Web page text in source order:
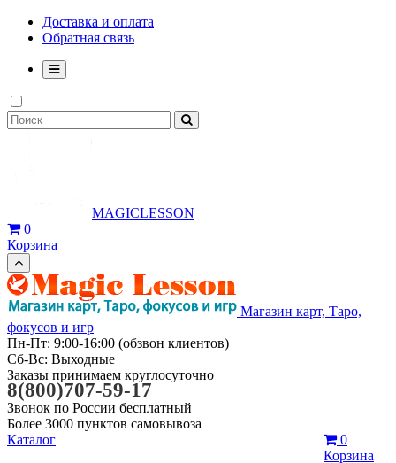
Доставка и оплата
Обратная связь
MAGICLESSON
0
Корзина
Магазин карт, Таро,
фокусов и игр
Пн-Пт: 9:00-16:00 (обзвон клиентов)
Сб-Вс: Выходные
Заказы принимаем круглосуточно
8(800)707-59-17
Звонок по России бесплатный
Более 3000 пунктов самовывоза
0
Корзина
Каталог